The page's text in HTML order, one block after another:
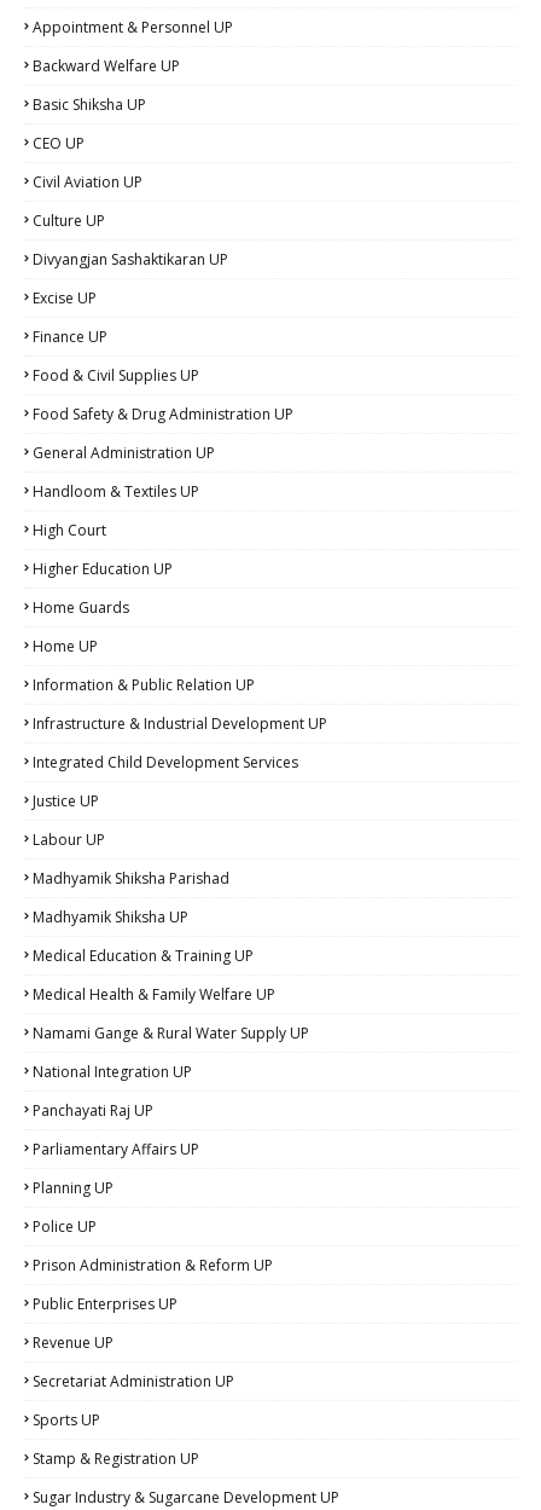
Appointment & Personnel UP
Backward Welfare UP
Basic Shiksha UP
CEO UP
Civil Aviation UP
Culture UP
Divyangjan Sashaktikaran UP
Excise UP
Finance UP
Food & Civil Supplies UP
Food Safety & Drug Administration UP
General Administration UP
Handloom & Textiles UP
High Court
Higher Education UP
Home Guards
Home UP
Information & Public Relation UP
Infrastructure & Industrial Development UP
Integrated Child Development Services
Justice UP
Labour UP
Madhyamik Shiksha Parishad
Madhyamik Shiksha UP
Medical Education & Training UP
Medical Health & Family Welfare UP
Namami Gange & Rural Water Supply UP
National Integration UP
Panchayati Raj UP
Parliamentary Affairs UP
Planning UP
Police UP
Prison Administration & Reform UP
Public Enterprises UP
Revenue UP
Secretariat Administration UP
Sports UP
Stamp & Registration UP
Sugar Industry & Sugarcane Development UP